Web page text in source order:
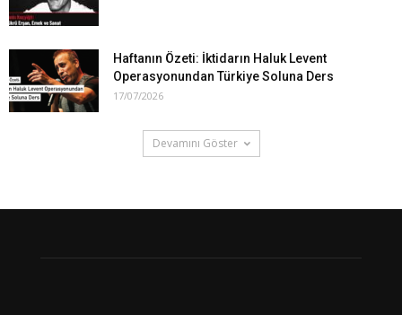
Haftanın Özeti: İktidarın Haluk Levent
Operasyonundan Türkiye Soluna Ders
17/07/2026
Devamını Göster